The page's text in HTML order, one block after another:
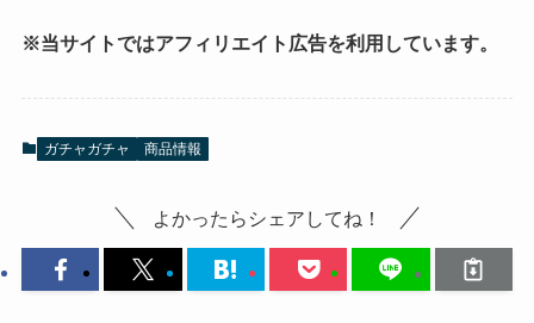
※当サイトではアフィリエイト広告を利用しています。
ガチャガチャ 商品情報
よかったらシェアしてね！